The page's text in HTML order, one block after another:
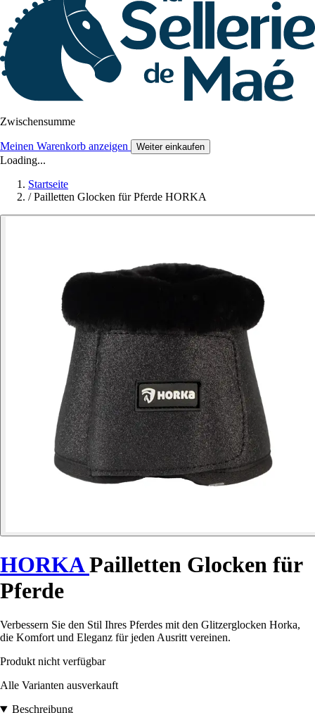
Zwischensumme
Meinen Warenkorb anzeigen Weiter einkaufen
Loading...
Startseite
/ Pailletten Glocken für Pferde HORKA
HORKAPailletten Glocken für
Pferde
Verbessern Sie den Stil Ihres Pferdes mit den Glitzerglocken Horka,
die Komfort und Eleganz für jeden Ausritt vereinen.
Produkt nicht verfügbar
Alle Varianten ausverkauft
Beschreibung